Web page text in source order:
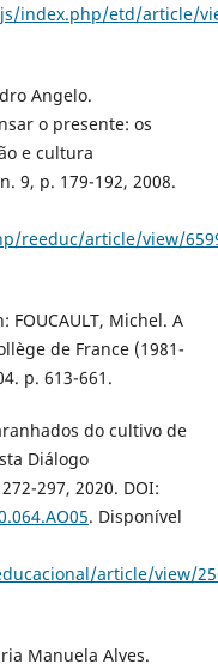
index.php/etd/article/
Angelo.
o presente: os
e cultura
9, p. 179-192, 2008.
reeduc/article/view/
FOUCAULT, Michel. A
de France (1981-
p. 613-661.
do cultivo de
Diálogo
297, 2020. DOI:
. Disponível
article/view/
Manuela Alves.